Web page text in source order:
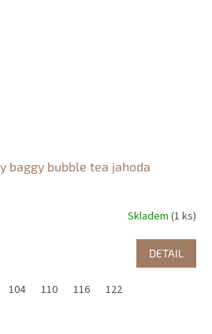
baggy bubble tea jahoda
Skladem (1 ks)
DETAIL
104 110 116 122